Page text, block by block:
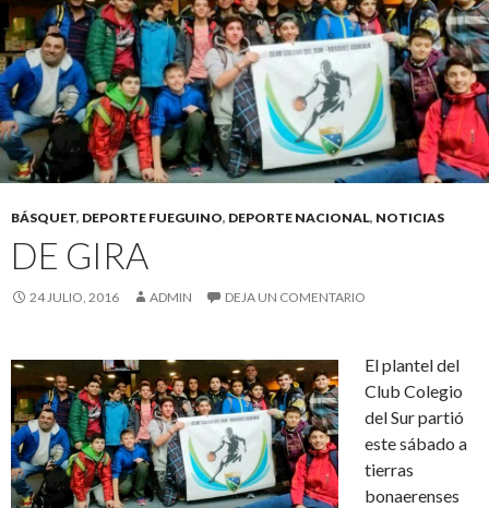
BÁSQUET, DEPORTE FUEGUINO, DEPORTE NACIONAL, NOTICIAS
DE GIRA
24 JULIO, 2016 ADMIN DEJA UN COMENTARIO
El plantel del
Club Colegio
del Sur partió
este sábado a
tierras
bonaerenses